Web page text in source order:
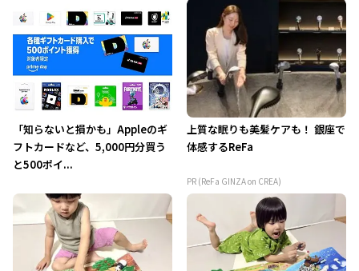
「知らないと損かも」Appleのギ
フトカードなど、5,000円分買う
と500ポイ...
上質な眠りも美髪ケアも！ 銀座で
体感するReFa
PR (ReFa GINZA on CREA)